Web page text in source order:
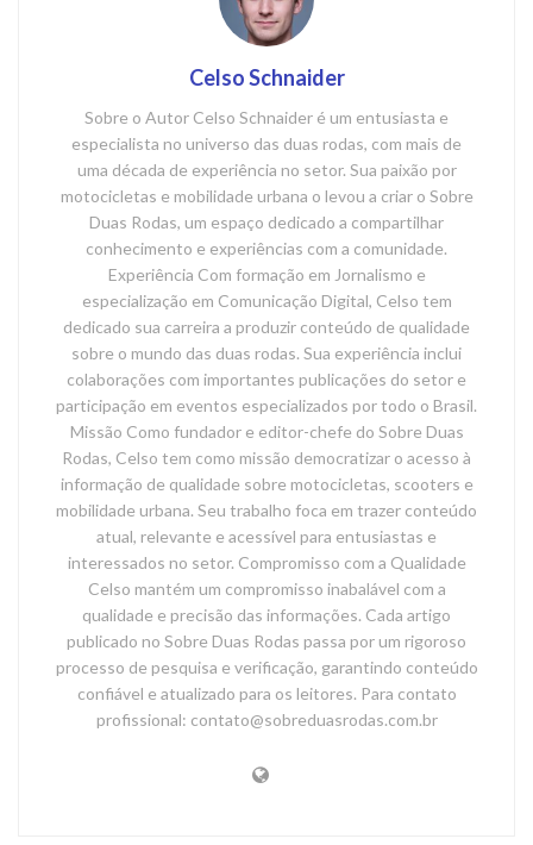
Celso Schnaider
Sobre o Autor Celso Schnaider é um entusiasta e
especialista no universo das duas rodas, com mais de
uma década de experiência no setor. Sua paixão por
motocicletas e mobilidade urbana o levou a criar o Sobre
Duas Rodas, um espaço dedicado a compartilhar
conhecimento e experiências com a comunidade.
Experiência Com formação em Jornalismo e
especialização em Comunicação Digital, Celso tem
dedicado sua carreira a produzir conteúdo de qualidade
sobre o mundo das duas rodas. Sua experiência inclui
colaborações com importantes publicações do setor e
participação em eventos especializados por todo o Brasil.
Missão Como fundador e editor-chefe do Sobre Duas
Rodas, Celso tem como missão democratizar o acesso à
informação de qualidade sobre motocicletas, scooters e
mobilidade urbana. Seu trabalho foca em trazer conteúdo
atual, relevante e acessível para entusiastas e
interessados no setor. Compromisso com a Qualidade
Celso mantém um compromisso inabalável com a
qualidade e precisão das informações. Cada artigo
publicado no Sobre Duas Rodas passa por um rigoroso
processo de pesquisa e verificação, garantindo conteúdo
confiável e atualizado para os leitores. Para contato
profissional: contato@sobreduasrodas.com.br